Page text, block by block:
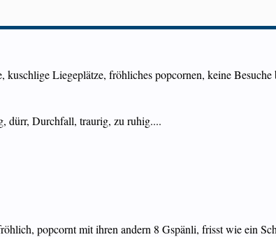
Liegeplätze, fröhliches popcornen, keine
dürr, Durchfall, traurig, zu ruhig....
popcornt mit ihren andern 8 Gspänli, frisst wie ein